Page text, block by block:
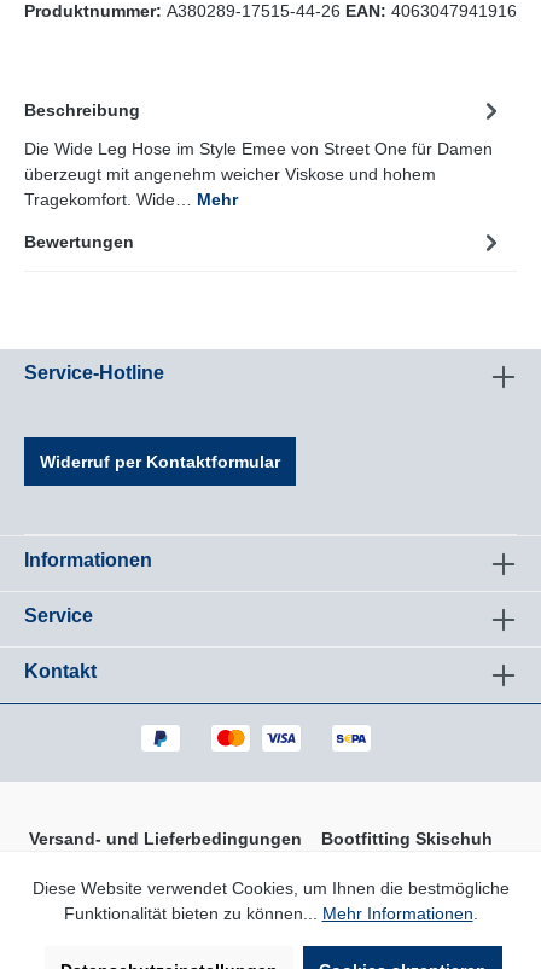
Produktnummer: A380289-17515-44-26 EAN: 4063047941916
Beschreibung
Die Wide Leg Hose im Style Emee von Street One für Damen
überzeugt mit angenehm weicher Viskose und hohem
Tragekomfort. Wide… Mehr
Bewertungen
Service-Hotline
Widerruf per Kontaktformular
Informationen
Service
Kontakt
Versand- und Lieferbedingungen
Bootfitting Skischuh
* Alle Preise inkl. gesetzl. Mehrwertsteuer zzgl.Versandkosten
Diese Website verwendet Cookies, um Ihnen die bestmögliche
Funktionalität bieten zu können... Mehr Informationen